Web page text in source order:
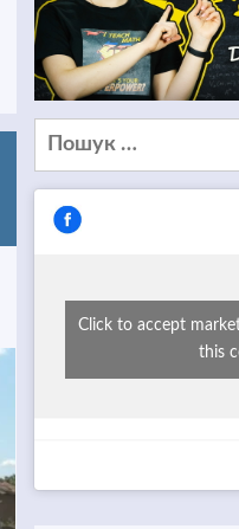
Пошук:
Click to accept
this